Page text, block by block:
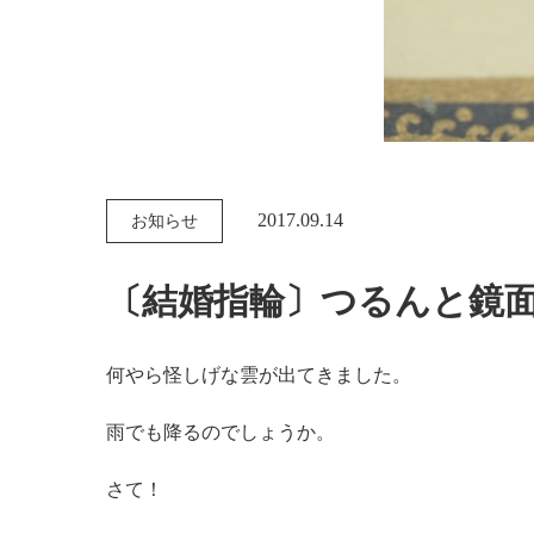
お知らせ 2017.09.14
〔結婚指輪〕つるんと鏡
何やら怪しげな雲が出てきました。
雨でも降るのでしょうか。
さて！